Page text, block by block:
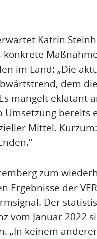
Katrin
konkrete
im Land: „Die
dem
mangelt eklatant
Umsetzung bereits
Mittel.
zum
Ergebnisse der
Der
vom Januar 2022
„In keinem